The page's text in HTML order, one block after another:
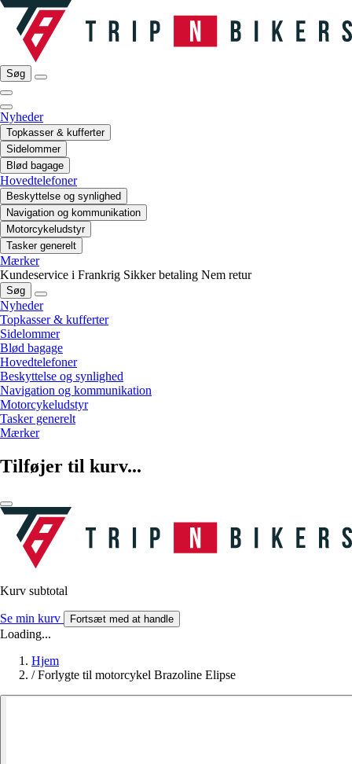
Søg
Nyheder
Topkasser & kufferter
Sidelommer
Blød bagage
Hovedtelefoner
Beskyttelse og synlighed
Navigation og kommunikation
Motorcykeludstyr
Tasker generelt
Mærker
Kundeservice i Frankrig Sikker betaling Nem retur
Søg
Nyheder
Topkasser & kufferter
Sidelommer
Blød bagage
Hovedtelefoner
Beskyttelse og synlighed
Navigation og kommunikation
Motorcykeludstyr
Tasker generelt
Mærker
Tilføjer til kurv...
Kurv subtotal
Se min kurv Fortsæt med at handle
Loading...
Hjem
/ Forlygte til motorcykel Brazoline Elipse